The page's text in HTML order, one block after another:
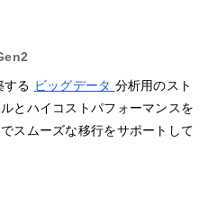
する ビッグデータ 分析用のスト
とハイコストパフォーマンスを
スムーズな移行をサポートして